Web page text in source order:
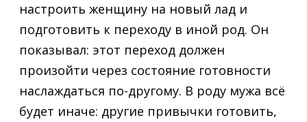
настроить женщину на новый лад и
подготовить к переходу в иной род. Он
показывал: этот переход должен
произойти через состояние готовности
наслаждаться по-другому. В роду мужа всё
будет иначе: другие привычки готовить,